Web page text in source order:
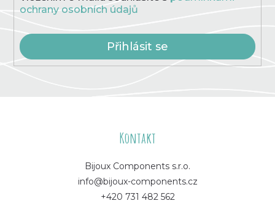
ochrany osobních údajů
Přihlásit se
Kontakt
Bijoux Components s.r.o.
info@bijoux-components.cz
+420 731 482 562